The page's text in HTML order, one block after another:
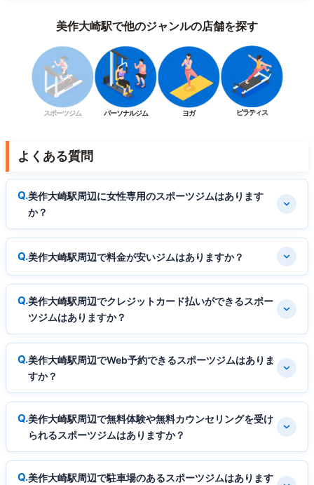
美作大崎駅で他のジャンルの店舗を探す
スポーツジム パーソナルジム ヨガ ピラティス
よくある質問
美作大崎駅周辺に女性専用のスポーツジムはあります
か？
美作大崎駅周辺で料金が安いジムはありますか？
美作大崎駅周辺でクレジットカード払いができるスポー
ツジムはありますか？
美作大崎駅周辺でWeb予約できるスポーツジムはありま
すか？
美作大崎駅周辺で無料体験や無料カウンセリングを受け
られるスポーツジムはありますか？
美作大崎駅周辺で駐車場のあるスポーツジムはあります